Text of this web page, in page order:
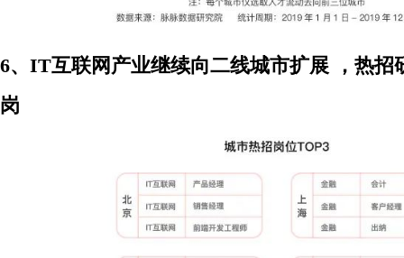
6、IT互联网产业继续向二线城市扩展 ，热招
岗